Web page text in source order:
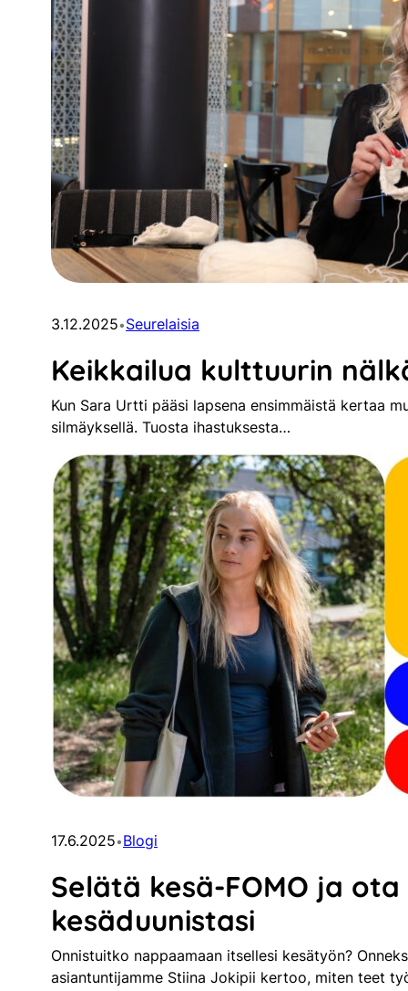
3.12.2025•Seurelaisia
Keikkailua kulttuurin
Kun Sara Urtti pääsi lapsena ensimmäistä kertaa
silmäyksellä. Tuosta ihastuksesta…
17.6.2025•Blogi
Selätä kesä-FOMO ja
kesäduunistasi
Onnistuitko nappaamaan itsellesi kesätyön?
asiantuntijamme Stiina Jokipii kertoo, miten teet